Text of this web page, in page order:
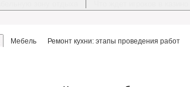
Мебель
Ремонт кухни: этапы проведения работ